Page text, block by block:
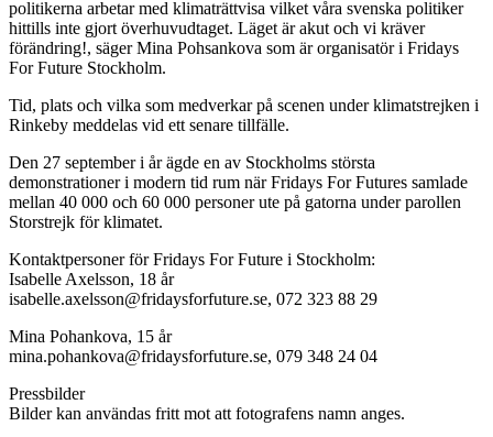
politikerna arbetar med klimaträttvisa vilket våra svenska politiker
hittills inte gjort överhuvudtaget. Läget är akut och vi kräver
förändring!, säger Mina Pohsankova som är organisatör i Fridays
For Future Stockholm.
Tid, plats och vilka som medverkar på scenen under klimatstrejken i
Rinkeby meddelas vid ett senare tillfälle.
Den 27 september i år ägde en av Stockholms största
demonstrationer i modern tid rum när Fridays For Futures samlade
mellan 40 000 och 60 000 personer ute på gatorna under parollen
Storstrejk för klimatet.
Kontaktpersoner för Fridays For Future i Stockholm:
Isabelle Axelsson, 18 år
isabelle.axelsson@fridaysforfuture.se, 072 323 88 29
Mina Pohankova, 15 år
mina.pohankova@fridaysforfuture.se, 079 348 24 04
Pressbilder
Bilder kan användas fritt mot att fotografens namn anges.